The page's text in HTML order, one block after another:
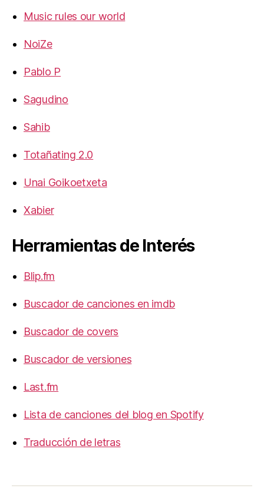
Music rules our world
NoiZe
Pablo P
Sagudino
Sahib
Totañating 2.0
Unai Goikoetxeta
Xabier
Herramientas de Interés
Blip.fm
Buscador de canciones en imdb
Buscador de covers
Buscador de versiones
Last.fm
Lista de canciones del blog en Spotify
Traducción de letras